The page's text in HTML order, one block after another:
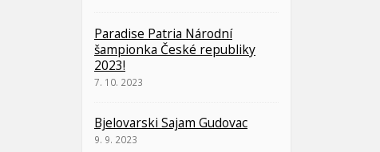
Paradise Patria Národní
šampionka České republiky
2023!
7. 10. 2023
Bjelovarski Sajam Gudovac
9. 9. 2023